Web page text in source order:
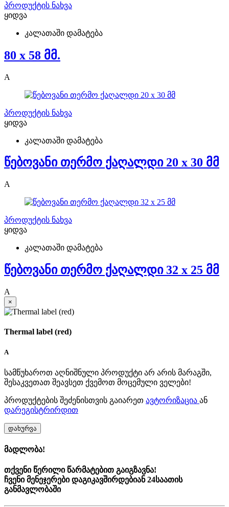
პროდუქტის ნახვა
ყიდვა
კალათაში დამატება
80 x 58 მმ.
A
პროდუქტის ნახვა
ყიდვა
კალათაში დამატება
წებოვანი თერმო ქაღალდი 20 x 30 მმ
A
პროდუქტის ნახვა
ყიდვა
კალათაში დამატება
წებოვანი თერმო ქაღალდი 32 x 25 მმ
A
×
Thermal label (red)
A
სამწუხაროთ აღნიშნული პროდუქტი არ არის მარაგში,
შესაკვეთათ შეავსეთ ქვემოთ მოცემული ველები!
პროდუქტების შეძენისთვის გაიარეთ ავტორიზაცია ან
დარეგისტრირდით
დახურვა
მადლობა!
თქვენი წერილი წარმატებით გაიგზავნა!
ჩვენი მენეჯერები დაგიკავშირდებიან 24საათის
განმავლობაში